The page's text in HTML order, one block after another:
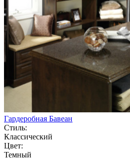
Гардеробная Бавеан
Стиль:
Классический
Цвет:
Темный